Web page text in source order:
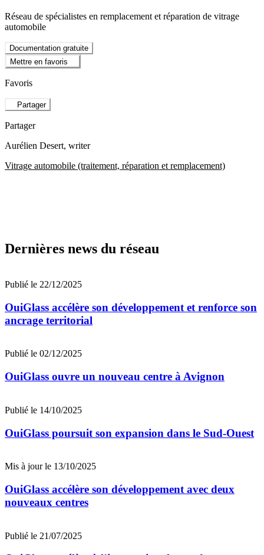
Réseau de spécialistes en remplacement et réparation de vitrage
automobile
Documentation gratuite
Mettre en favoris
Favoris
Partager
Partager
Aurélien Desert, writer
Vitrage automobile (traitement, réparation et remplacement)
Dernières news du réseau
Publié le 22/12/2025
OuiGlass accélère son développement et renforce son
ancrage territorial
Publié le 02/12/2025
OuiGlass ouvre un nouveau centre à Avignon
Publié le 14/10/2025
OuiGlass poursuit son expansion dans le Sud-Ouest
Mis à jour le 13/10/2025
OuiGlass accélère son développement avec deux
nouveaux centres
Publié le 21/07/2025